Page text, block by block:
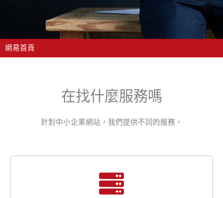
網易首頁
在找什麼服務嗎
針對中小企業網站，我們提供不同的服務，